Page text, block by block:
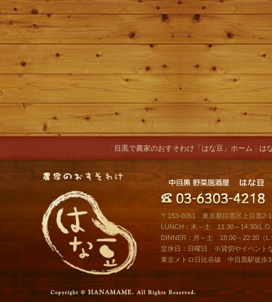
目黒で農家のおすそわけ「はな豆」ホーム は
〒153-0051 東京都目黒区上目黒2-
LUNCH：木～土 11:30～
DINNER：月～土 18:00～22:30（
定休日：日曜日 ※貸切やイベント
東京メトロ日比谷線 中目黒駅徒歩